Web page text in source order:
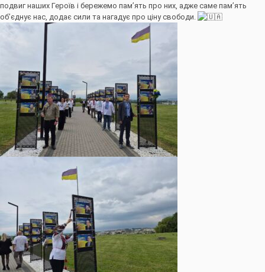
подвиг наших Героїв і бережемо пам’ять про них, адже саме пам’ять
об’єднує нас, додає сили та нагадує про ціну свободи.